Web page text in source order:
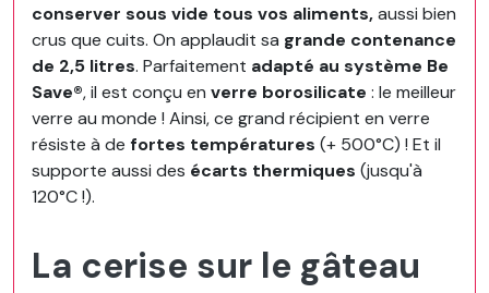
conserver sous vide tous vos aliments,aussi bien
crus que cuits. On applaudit sa grande contenance
de 2,5 litres. Parfaitement adapté au système Be
Save®, il est conçu en verre borosilicate : le meilleur
verre au monde ! Ainsi, ce grand récipient en verre
résiste à de fortes températures (+ 500°C) ! Et il
supporte aussi des écarts thermiques (jusqu'à
120°C !).
La cerise sur le gâteau